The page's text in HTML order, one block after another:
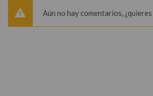
Aún no hay comentarios,